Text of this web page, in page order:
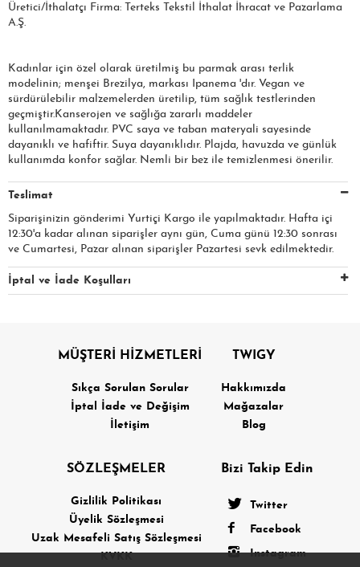
Üretici/İthalatçı Firma: Terteks Tekstil İthalat İhracat ve Pazarlama
A.Ş.
Kadınlar için özel olarak üretilmiş bu parmak arası terlik
modelinin; menşei Brezilya, markası Ipanema 'dır. Vegan ve
sürdürülebilir malzemelerden üretilip, tüm sağlık testlerinden
geçmiştir.Kanserojen ve sağlığa zararlı maddeler
kullanılmamaktadır. PVC saya ve taban materyali sayesinde
dayanıklı ve hafiftir. Suya dayanıklıdır. Plajda, havuzda ve günlük
kullanımda konfor sağlar. Nemli bir bez ile temizlenmesi önerilir.
Teslimat
Siparişinizin gönderimi Yurtiçi Kargo ile yapılmaktadır. Hafta içi
12:30'a kadar alınan siparişler aynı gün, Cuma günü 12:30 sonrası
ve Cumartesi, Pazar alınan siparişler Pazartesi sevk edilmektedir.
İptal ve İade Koşulları
MÜŞTERİ HİZMETLERİ
Sıkça Sorulan Sorular
İptal İade ve Değişim
İletişim
TWIGY
Hakkımızda
Mağazalar
Blog
SÖZLEŞMELER
Gizlilik Politikası
Üyelik Sözleşmesi
Uzak Mesafeli Satış Sözleşmesi
KVKK
Bizi Takip Edin
Twitter
Facebook
Instagram